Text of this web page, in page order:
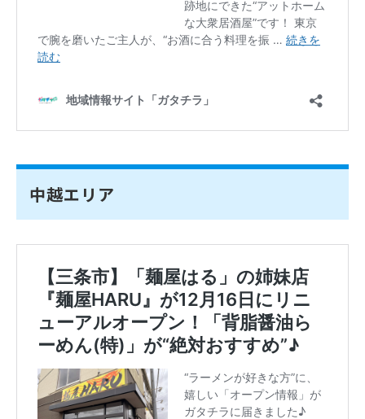
中越エリア